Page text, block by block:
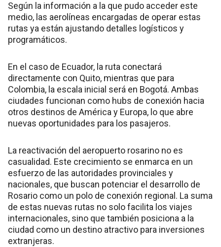
Según la información a la que pudo acceder este
medio, las aerolíneas encargadas de operar estas
rutas ya están ajustando detalles logísticos y
programáticos.
En el caso de Ecuador, la ruta conectará
directamente con Quito, mientras que para
Colombia, la escala inicial será en Bogotá. Ambas
ciudades funcionan como hubs de conexión hacia
otros destinos de América y Europa, lo que abre
nuevas oportunidades para los pasajeros.
La reactivación del aeropuerto rosarino no es
casualidad. Este crecimiento se enmarca en un
esfuerzo de las autoridades provinciales y
nacionales, que buscan potenciar el desarrollo de
Rosario como un polo de conexión regional. La suma
de estas nuevas rutas no solo facilita los viajes
internacionales, sino que también posiciona a la
ciudad como un destino atractivo para inversiones
extranjeras.